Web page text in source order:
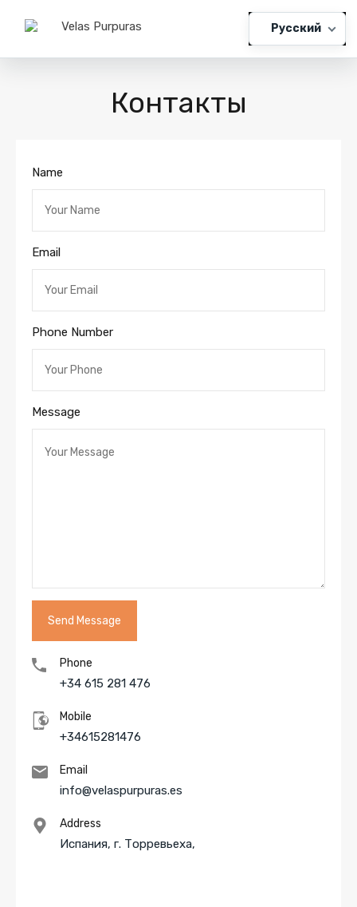
Русский
Контакты
Name
Email
Phone Number
Message
Phone
+34 615 281 476
Mobile
+34615281476
Email
info@velaspurpuras.es
Address
Испания, г. Торревьеха,